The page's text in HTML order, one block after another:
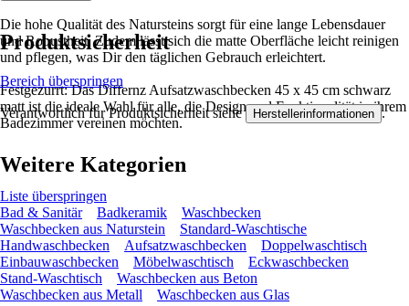
Die hohe Qualität des Natursteins sorgt für eine lange Lebensdauer
und Robustheit. Zudem lässt sich die matte Oberfläche leicht reinigen
und pflegen, was Dir den täglichen Gebrauch erleichtert.
Festgezurrt: Das Differnz Aufsatzwaschbecken 45 x 45 cm schwarz
matt ist die ideale Wahl für alle, die Design und Funktionalität in ihrem
Badezimmer vereinen möchten.
Produktsicherheit
Bereich überspringen
Verantwortlich für Produktsicherheit siehe Herstellerinformationen .
Weitere Kategorien
Liste überspringen
Bad & Sanitär
Badkeramik
Waschbecken
Waschbecken aus Naturstein
Standard-Waschtische
Handwaschbecken
Aufsatzwaschbecken
Doppelwaschtisch
Einbauwaschbecken
Möbelwaschtisch
Eckwaschbecken
Stand-Waschtisch
Waschbecken aus Beton
Waschbecken aus Metall
Waschbecken aus Glas